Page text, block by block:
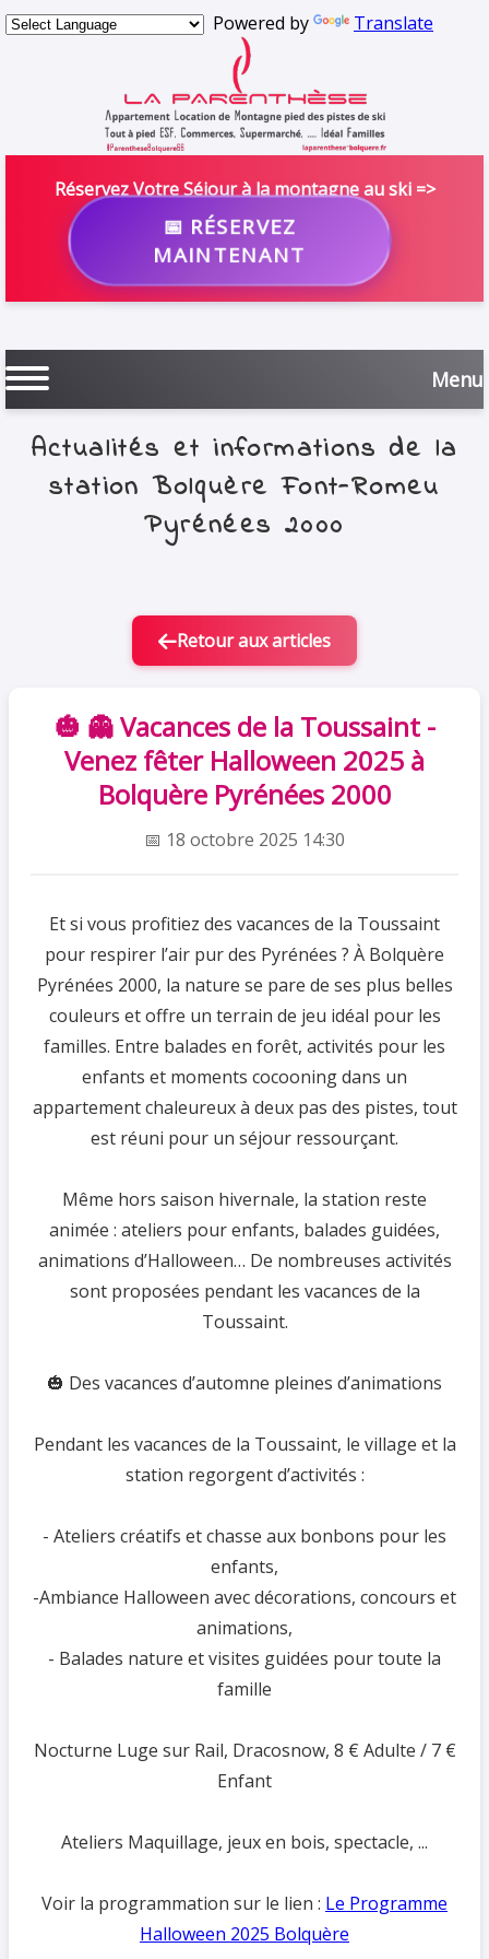
Powered by Translate
Réservez Votre Séjour à la montagne au ski =>
📅 RÉSERVEZ
MAINTENANT
Menu
Actualités et informations de la
station Bolquère Font-Romeu
Pyrénées 2000
Retour aux articles
🎃 👻 Vacances de la Toussaint -
Venez fêter Halloween 2025 à
Bolquère Pyrénées 2000
📅 18 octobre 2025 14:30
Et si vous profitiez des vacances de la Toussaint
pour respirer l’air pur des Pyrénées ? À Bolquère
Pyrénées 2000, la nature se pare de ses plus belles
couleurs et offre un terrain de jeu idéal pour les
familles. Entre balades en forêt, activités pour les
enfants et moments cocooning dans un
appartement chaleureux à deux pas des pistes, tout
est réuni pour un séjour ressourçant.
Même hors saison hivernale, la station reste
animée : ateliers pour enfants, balades guidées,
animations d’Halloween… De nombreuses activités
sont proposées pendant les vacances de la
Toussaint.
🎃 Des vacances d’automne pleines d’animations
Pendant les vacances de la Toussaint, le village et la
station regorgent d’activités :
- Ateliers créatifs et chasse aux bonbons pour les
enfants,
-Ambiance Halloween avec décorations, concours et
animations,
- Balades nature et visites guidées pour toute la
famille
Nocturne Luge sur Rail, Dracosnow, 8 € Adulte / 7 €
Enfant
Ateliers Maquillage, jeux en bois, spectacle, ...
Voir la programmation sur le lien : Le Programme
Halloween 2025 Bolquère